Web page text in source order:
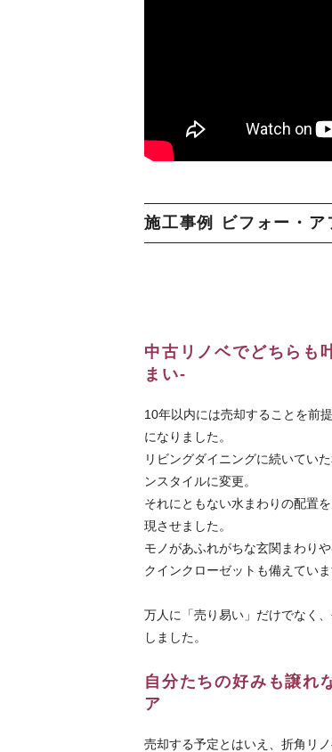
施工事例 ビフォー・ア
中古リノベでどちらも
まい-
10年以内には売却することを前
になりました。
リビングダイニングに続いてい
ンスタイルに変更。
それにともない水まわりの配置
現させました。
モノがあふれがちな玄関まわり
クインクローゼットも備えていま
万人に「売り易い」だけでなく
しました。
自分たちの好みも譲れ
ア
売却する予定とはいえ、折角リ